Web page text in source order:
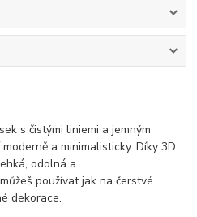
s čistými liniemi a jemným
a minimalisticky. Díky 3D
odolná a
používat jak na čerstvé
dekorace.